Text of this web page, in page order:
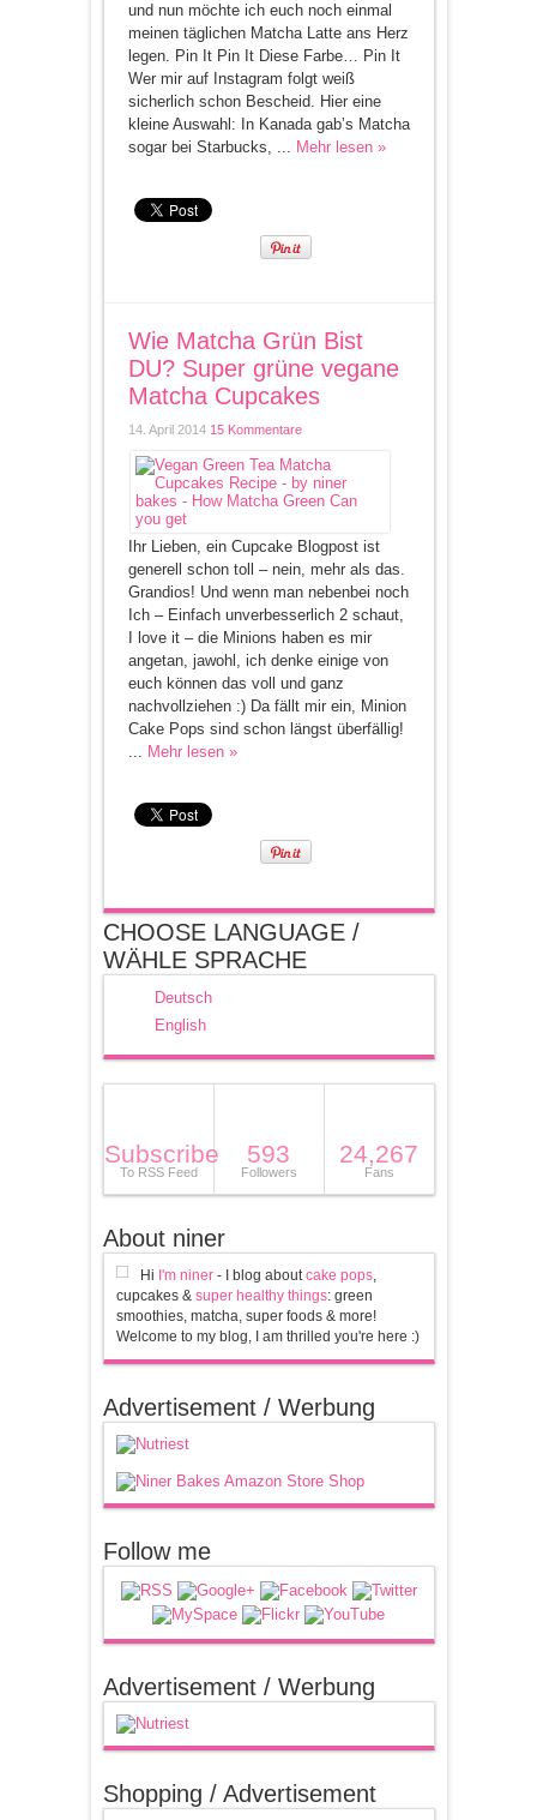
und nun möchte ich euch noch einmal
meinen täglichen Matcha Latte ans Herz
legen. Pin It Pin It Diese Farbe… Pin It
Wer mir auf Instagram folgt weiß
sicherlich schon Bescheid. Hier eine
kleine Auswahl: In Kanada gab’s Matcha
sogar bei Starbucks, ... Mehr lesen »
Wie Matcha Grün Bist
DU? Super grüne vegane
Matcha Cupcakes
14. April 2014 15 Kommentare
Ihr Lieben, ein Cupcake Blogpost ist
generell schon toll – nein, mehr als das.
Grandios! Und wenn man nebenbei noch
Ich – Einfach unverbesserlich 2 schaut,
I love it – die Minions haben es mir
angetan, jawohl, ich denke einige von
euch können das voll und ganz
nachvollziehen :) Da fällt mir ein, Minion
Cake Pops sind schon längst überfällig!
... Mehr lesen »
CHOOSE LANGUAGE /
WÄHLE SPRACHE
Deutsch
English
Subscribe
To RSS Feed
593
Followers
24,267
Fans
About niner
Hi I'm niner- I blog aboutcake pops,
cupcakes & super healthy things: green
smoothies, matcha, super foods & more!
Welcome to my blog, I am thrilled you're here :)
Advertisement / Werbung
Follow me
Advertisement / Werbung
Shopping / Advertisement